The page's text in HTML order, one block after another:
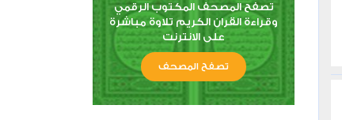
تصفح المصحف المكتوب الرقمي
وقراءة القران الكريم تلاوة مباشرة
على الانترنت
تصفح المصحف